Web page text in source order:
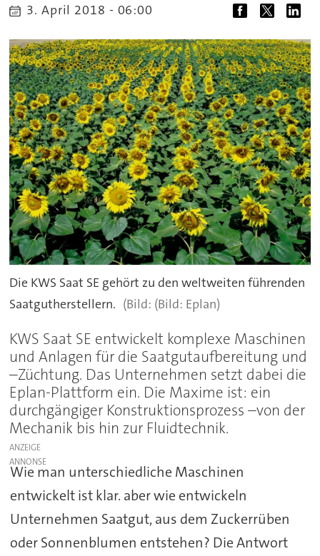
3. April 2018 - 06:00
Die KWS Saat SE gehört zu den weltweiten führenden
Saatgutherstellern.
(Bild: Eplan)
KWS Saat SE entwickelt komplexe Maschinen
und Anlagen für die Saatgutaufbereitung und
–Züchtung. Das Unternehmen setzt dabei die
Eplan-Plattform ein. Die Maxime ist: ein
durchgängiger Konstruktionsprozess –von der
Mechanik bis hin zur Fluidtechnik.
ANZEIGE
Wie man unterschiedliche Maschinen
entwickelt ist klar. aber wie entwickeln
Unternehmen Saatgut, aus dem Zuckerrüben
oder Sonnenblumen entstehen? Die Antwort